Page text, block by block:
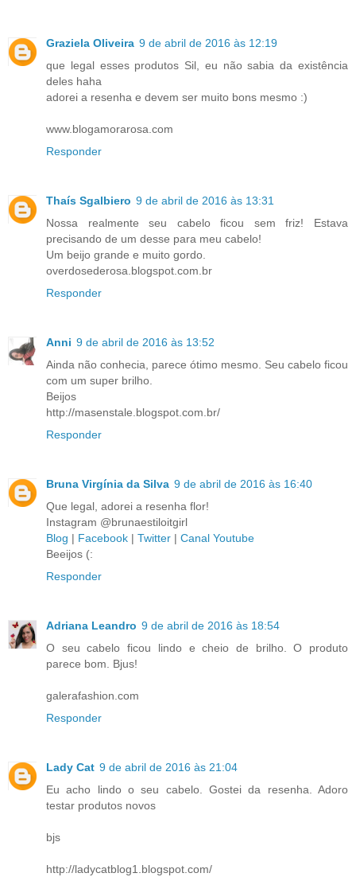
Graziela Oliveira 9 de abril de 2016 às 12:19
que legal esses produtos Sil, eu não sabia da existência
deles haha
adorei a resenha e devem ser muito bons mesmo :)
www.blogamorarosa.com
Responder
Thaís Sgalbiero 9 de abril de 2016 às 13:31
Nossa realmente seu cabelo ficou sem friz! Estava
precisando de um desse para meu cabelo!
Um beijo grande e muito gordo.
overdosederosa.blogspot.com.br
Responder
Anni 9 de abril de 2016 às 13:52
Ainda não conhecia, parece ótimo mesmo. Seu cabelo ficou
com um super brilho.
Beijos
http://masenstale.blogspot.com.br/
Responder
Bruna Virgínia da Silva 9 de abril de 2016 às 16:40
Que legal, adorei a resenha flor!
Instagram @brunaestiloitgirl
Blog | Facebook | Twitter | Canal Youtube
Beeijos (:
Responder
Adriana Leandro 9 de abril de 2016 às 18:54
O seu cabelo ficou lindo e cheio de brilho. O produto
parece bom. Bjus!
galerafashion.com
Responder
Lady Cat 9 de abril de 2016 às 21:04
Eu acho lindo o seu cabelo. Gostei da resenha. Adoro
testar produtos novos
bjs
http://ladycatblog1.blogspot.com/